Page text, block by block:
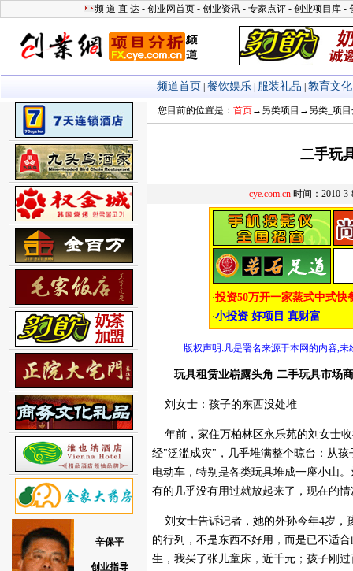
您目前的位置是： 首页→ 另类项目 → 另类_项
二手玩
cye.com.cn 时间：2010-
版权声明:凡是署名来源于本网的内容,未
玩具租赁业崭露头角 二手玩具市场商
刘女士：孩子的东西没处堆
年前，家住万柏林区永乐苑的刘女士
经"泛滥成灾"，几乎堆满整个晾台：从
电动车，特别是各类玩具堆成一座小山
有的几乎没有用过就放起来了，现在的
刘女士告诉记者，她的外孙今年4岁，
的行列，不是东西不好用，而是已不适
生，我买了张儿童床，近千元；孩子刚